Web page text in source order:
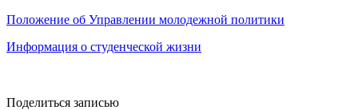
Положение об Управлении молодежной политики
Информация о студенческой жизни
Поделиться записью